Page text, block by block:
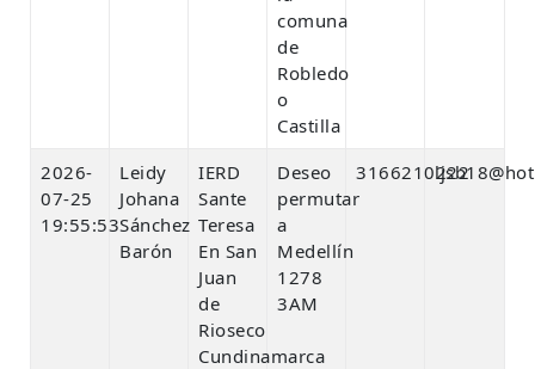
comuna
de
Robledo
o
Castilla
2026-
07-25
19:55:53
Leidy
Johana
Sánchez
Barón
IERD
Sante
Teresa
En San
Juan
de
Rioseco
Cundinamarca
Deseo
permutar
a
Medellín
1278
3AM
3166210222